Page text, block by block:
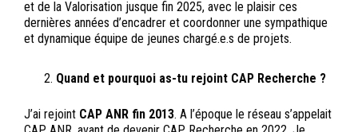
et de la Valorisation jusque fin 2025, avec le plaisir ces
dernières années d’encadrer et coordonner une sympathique
et dynamique équipe de jeunes chargé.e.s de projets.
Quand et pourquoi as-tu rejoint CAP Recherche ?
J’ai rejoint CAP ANR fin 2013. A l’époque le réseau s’appelait